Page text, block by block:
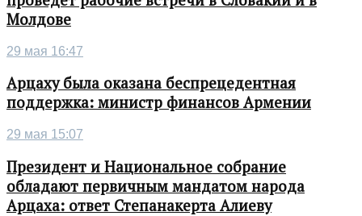
Молдове
29 мая 16:47
Арцаху была оказана беспрецедентная
поддержка: министр финансов Армении
29 мая 15:07
Президент и Национальное собрание
обладают первичным мандатом народа
Арцаха: ответ Степанакерта Алиеву